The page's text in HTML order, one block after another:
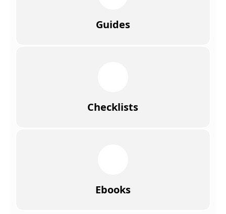
Guides
Checklists
Ebooks